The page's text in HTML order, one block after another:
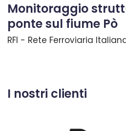
Monitoraggio
ponte sul fiume Pò
RFI - Rete Ferroviaria
I nostri clienti